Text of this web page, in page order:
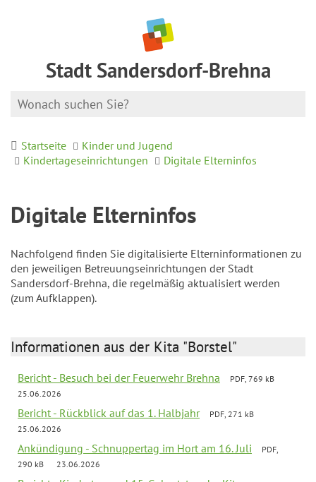
Stadt Sandersdorf-Brehna
Startseite
Kinder und Jugend
Kindertageseinrichtungen
Digitale Elterninfos
Digitale Elterninfos
Nachfolgend finden Sie digitalisierte Elterninformationen zu
den jeweiligen Betreuungseinrichtungen der Stadt
Sandersdorf-Brehna, die regelmäßig aktualisiert werden
(zum Aufklappen).
Informationen aus der Kita "Borstel"
Bericht - Besuch bei der Feuerwehr Brehna
PDF, 769 kB
25.06.2026
Bericht - Rückblick auf das 1. Halbjahr
PDF, 271 kB
25.06.2026
Ankündigung - Schnuppertag im Hort am 16. Juli
PDF,
290 kB
23.06.2026